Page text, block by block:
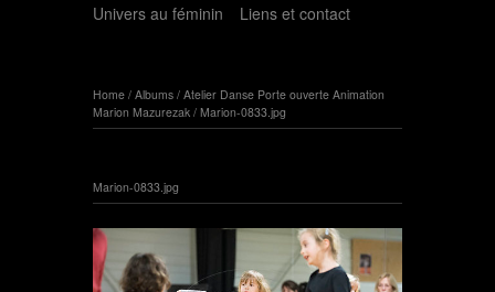
Univers au féminin
Liens et contact
Home / Albums / Atelier Danse Porte ouverte Animation
Marion Mazurezak / Marion-0833.jpg
Marion-0833.jpg